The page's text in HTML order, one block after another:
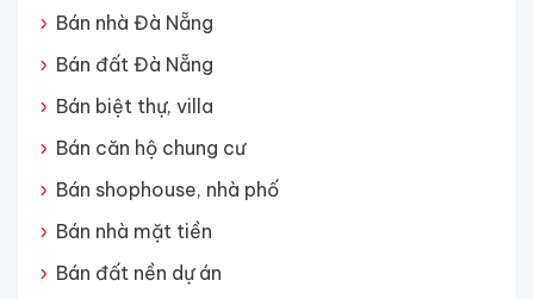
Bán nhà Đà Nẵng
Bán đất Đà Nẵng
Bán biệt thự, villa
Bán căn hộ chung cư
Bán shophouse, nhà phố
Bán nhà mặt tiền
Bán đất nền dự án